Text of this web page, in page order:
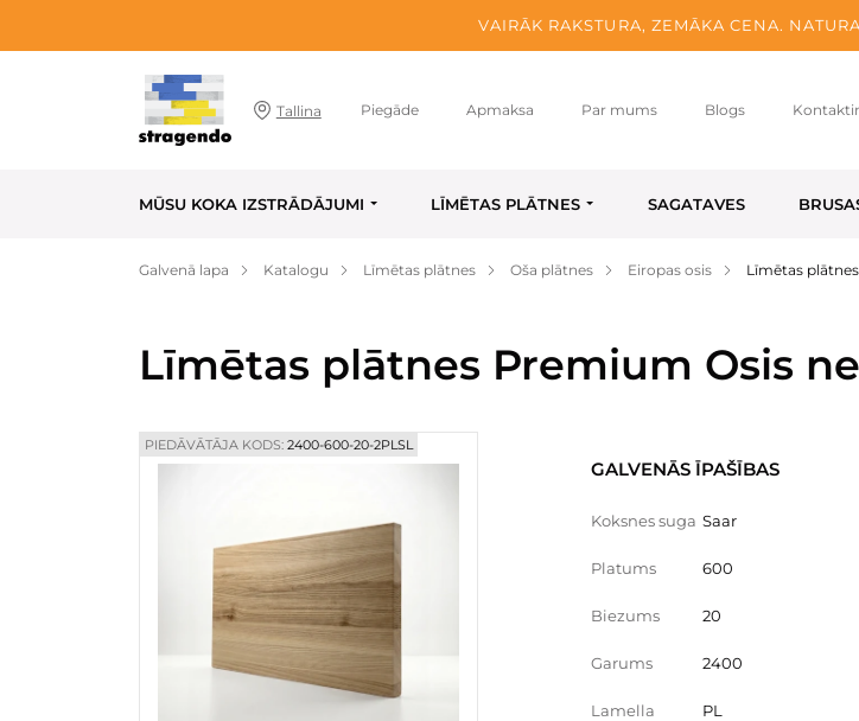
VAIRĀK RAKSTURA, ZEMĀKA CENA.
Tallina Piegāde Apmaksa Par mums Blogs
MŪSU KOKA IZSTRĀDĀJUMI LĪMĒTAS PLĀTNES SAGATAVES
Galvenā lapa Katalogu Līmētas plātnes Oša plātnes Eiropas osis Līmētas
Līmētas plātnes Premium Osis
PIEDĀVĀTĀJA KODS: 2400-600-20-2PLSL
GALVENĀS ĪPAŠĪBAS
Koksnes suga Saar
Platums 600
Biezums 20
Garums 2400
Lamella PL